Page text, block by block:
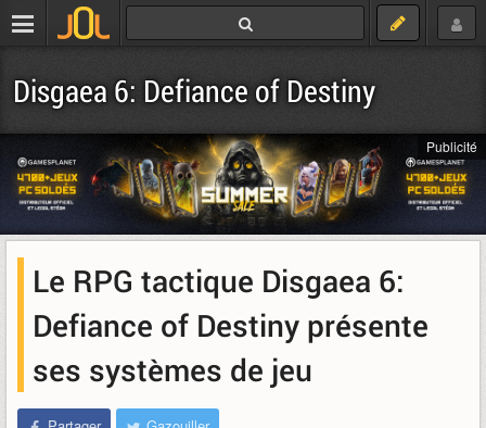
Disgaea 6: Defiance of Destiny
Publicité
Le RPG tactique Disgaea 6:
Defiance of Destiny présente
ses systèmes de jeu